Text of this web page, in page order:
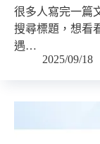
很多人寫完一篇
搜尋標題，想看
遇…
2025/09/18